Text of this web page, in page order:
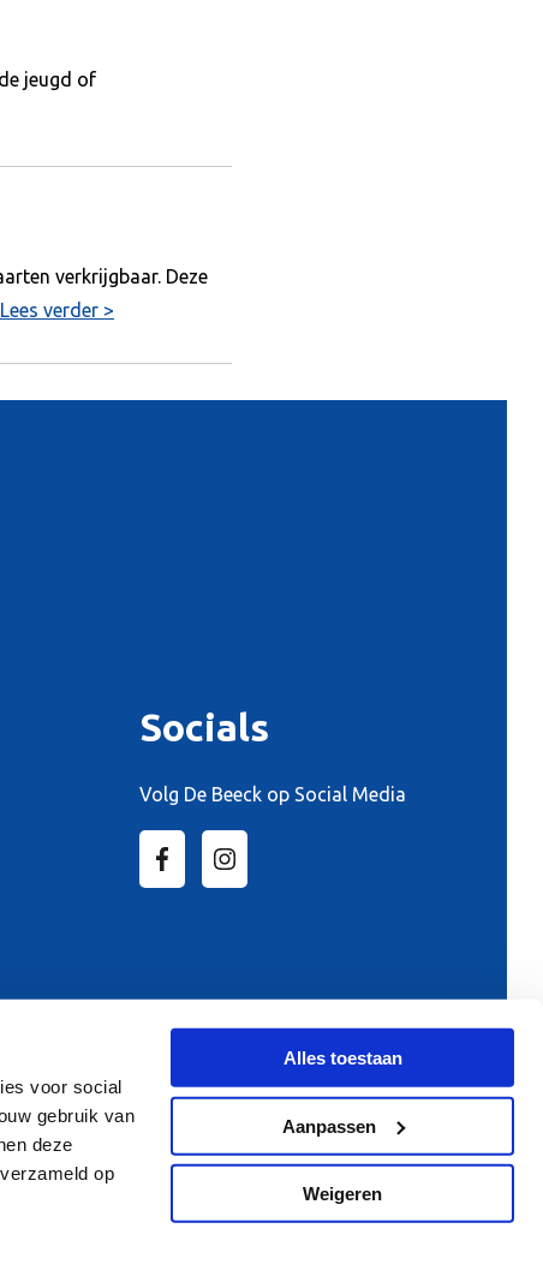
voor social
gebruik van
deze
op
Alles toestaan
Aanpassen
Weigeren
jeugd of
verkrijgbaar. Deze
Lees verder >
Socials
Volg De Beeck op Social Media
Zwemochtend ouderen